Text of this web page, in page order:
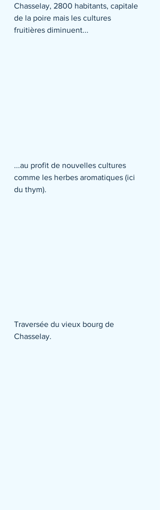
Chasselay, 2800 habitants, capitale
de la poire mais les cultures
fruitières diminuent...
...au profit de nouvelles cultures
comme les herbes aromatiques (ici
du thym).
Traversée du vieux bourg de
Chasselay.